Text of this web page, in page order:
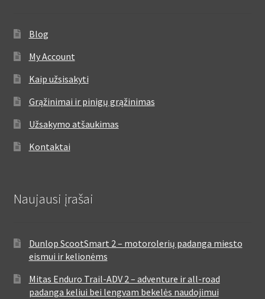
Blog
My Account
Kaip užsisakyti
Grąžinimai ir pinigų grąžinimas
Užsakymo atšaukimas
Kontaktai
Naujausi įrašai
Dunlop ScootSmart 2 – motorolerių padanga miesto
eismui ir kelionėms
Mitas Enduro Trail-ADV 2 – adventure ir all-road
padanga keliui bei lengvam bekelės naudojimui